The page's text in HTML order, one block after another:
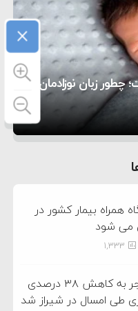
خلع سلاح کامل
به دلیل کمک
کمک می کنند پاسخ
را اعلام کرد
زبان نوزادمان را
تأثیر بگذارد
همراه بیمار کشور در
می شود
1,333
فرهنگ سازی منجر به کاهش ۳۸ درصدی
طی امسال در شیراز شد
×